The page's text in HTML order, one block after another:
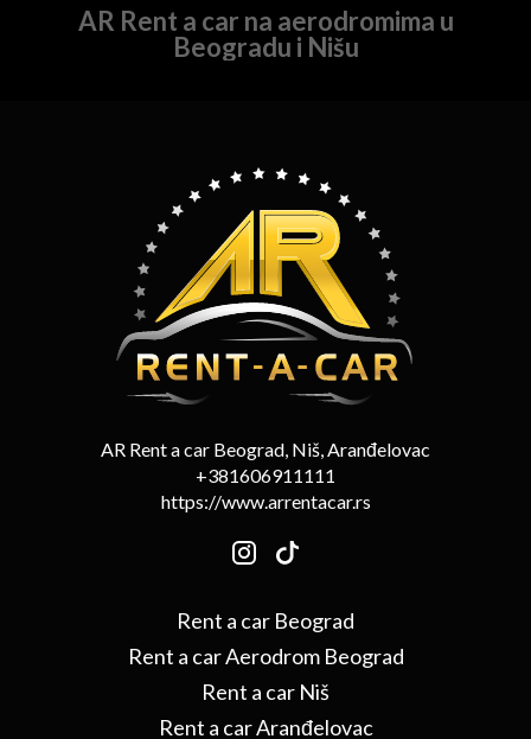
AR Rent a car na aerodromima u
Beogradu i Nišu
AR Rent a car Beograd, Niš, Aranđelovac
+381606911111
https://www.arrentacar.rs
Rent a car Beograd
Rent a car Aerodrom Beograd
Rent a car Niš
Rent a car Aranđelovac